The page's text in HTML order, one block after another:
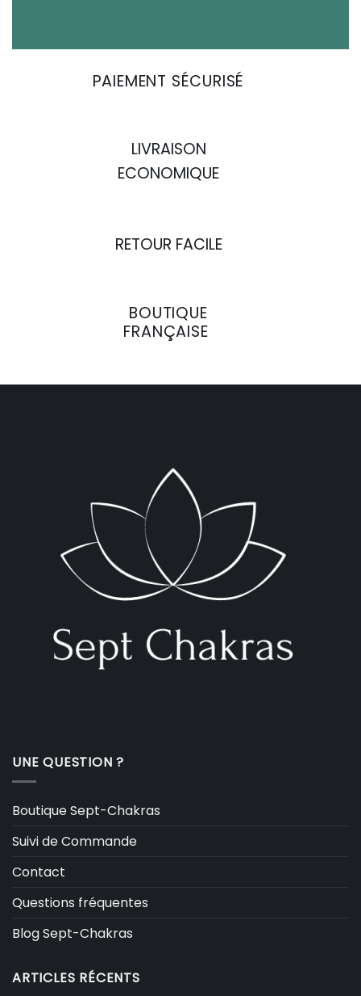
PAIEMENT SÉCURISÉ
LIVRAISON
ECONOMIQUE
RETOUR FACILE
BOUTIQUE
FRANÇAISE
UNE QUESTION ?
Boutique Sept-Chakras
Suivi de Commande
Contact
Questions fréquentes
Blog Sept-Chakras
ARTICLES RÉCENTS